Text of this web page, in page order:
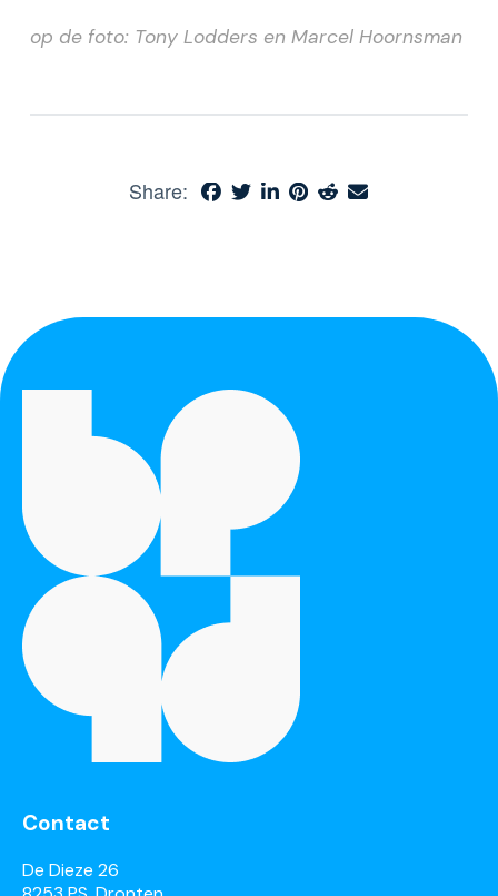
op de foto: Tony Lodders en Marcel Hoornsman
Share:
Contact
De Dieze 26